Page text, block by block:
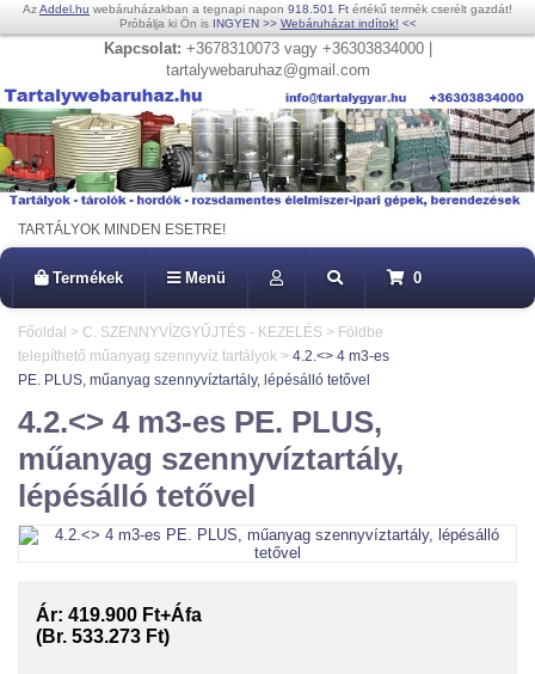
AzAddel.hu webáruházakban a tegnapi napon 918.501 Ft értékű termék cserélt gazdát!
Próbálja ki Ön is INGYEN >> Webáruházat indítok! <<
Kapcsolat: +3678310073 vagy +36303834000 |
tartalywebaruhaz@gmail.com
TARTÁLYOK MINDEN ESETRE!
Termékek Menü 0
Főoldal > C. SZENNYVÍZGYŰJTÉS - KEZELÉS > Földbe
telepíthető műanyag szennyvíz tartályok > 4.2.<> 4 m3-es
PE. PLUS, műanyag szennyvíztartály, lépésálló tetővel
4.2.<> 4 m3-es PE. PLUS,
műanyag szennyvíztartály,
lépésálló tetővel
Ár: 419.900 Ft+Áfa
(Br. 533.273 Ft)